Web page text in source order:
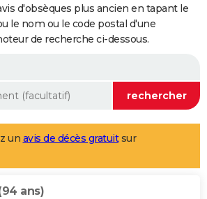
d'obsèques plus ancien en tapant le
le nom ou le code postal d'une
de recherche ci-dessous.
un avis de décès gratuitsur
ans)